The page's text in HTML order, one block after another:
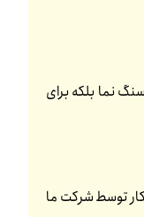
نما بلکه برای
توسط شرکت ما